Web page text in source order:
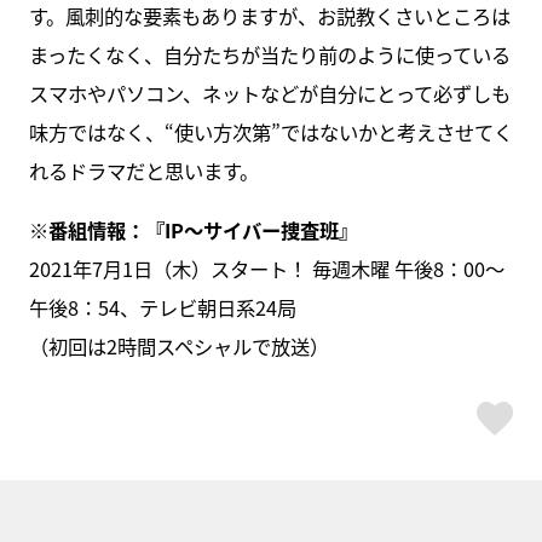
す。風刺的な要素もありますが、お説教くさいところは
まったくなく、自分たちが当たり前のように使っている
スマホやパソコン、ネットなどが自分にとって必ずしも
味方ではなく、“使い方次第”ではないかと考えさせてく
れるドラマだと思います。
※番組情報：『IP～サイバー捜査班』
2021年7月1日（木）スタート！ 毎週木曜 午後8：00～
午後8：54、テレビ朝日系24局
（初回は2時間スペシャルで放送）